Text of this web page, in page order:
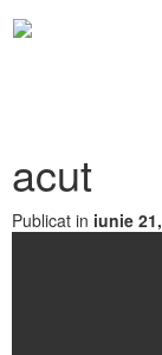
acut
Publicat in iunie